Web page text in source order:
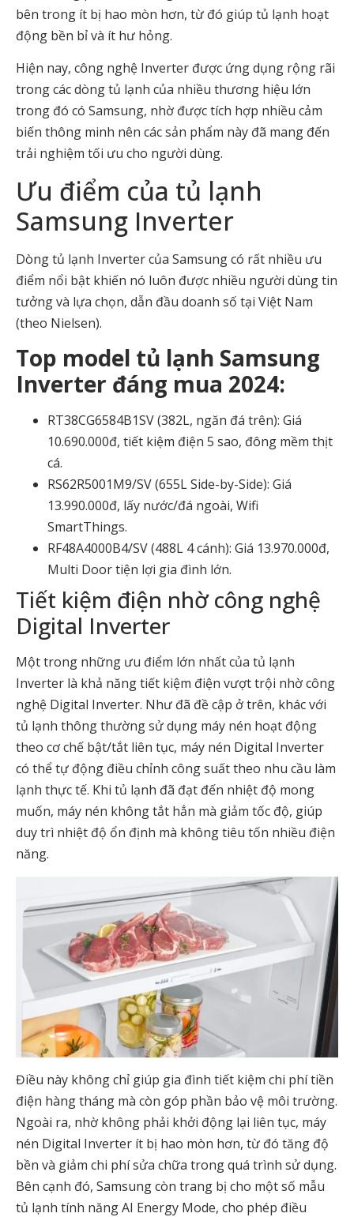
bên trong ít bị hao mòn hơn, từ đó giúp tủ lạnh hoạt
động bền bỉ và ít hư hỏng.
Hiện nay, công nghệ Inverter được ứng dụng rộng rãi
trong các dòng tủ lạnh của nhiều thương hiệu lớn
trong đó có Samsung, nhờ được tích hợp nhiều cảm
biến thông minh nên các sản phẩm này đã mang đến
trải nghiệm tối ưu cho người dùng.
Ưu điểm của tủ lạnh
Samsung Inverter
Dòng tủ lạnh Inverter của Samsung có rất nhiều ưu
điểm nổi bật khiến nó luôn được nhiều người dùng tin
tưởng và lựa chọn, dẫn đầu doanh số tại Việt Nam
(theo Nielsen).
Top model tủ lạnh Samsung
Inverter đáng mua 2024:
RT38CG6584B1SV (382L, ngăn đá trên): Giá
10.690.000đ, tiết kiệm điện 5 sao, đông mềm thịt
cá.
RS62R5001M9/SV (655L Side-by-Side): Giá
13.990.000đ, lấy nước/đá ngoài, Wifi
SmartThings.
RF48A4000B4/SV (488L 4 cánh): Giá 13.970.000đ,
Multi Door tiện lợi gia đình lớn.
Tiết kiệm điện nhờ công nghệ
Digital Inverter
Một trong những ưu điểm lớn nhất của tủ lạnh
Inverter là khả năng tiết kiệm điện vượt trội nhờ công
nghệ Digital Inverter. Như đã đề cập ở trên, khác với
tủ lạnh thông thường sử dụng máy nén hoạt động
theo cơ chế bật/tắt liên tục, máy nén Digital Inverter
có thể tự động điều chỉnh công suất theo nhu cầu làm
lạnh thực tế. Khi tủ lạnh đã đạt đến nhiệt độ mong
muốn, máy nén không tắt hẳn mà giảm tốc độ, giúp
duy trì nhiệt độ ổn định mà không tiêu tốn nhiều điện
năng.
Điều này không chỉ giúp gia đình tiết kiệm chi phí tiền
điện hàng tháng mà còn góp phần bảo vệ môi trường.
Ngoài ra, nhờ không phải khởi động lại liên tục, máy
nén Digital Inverter ít bị hao mòn hơn, từ đó tăng độ
bền và giảm chi phí sửa chữa trong quá trình sử dụng.
Bên cạnh đó, Samsung còn trang bị cho một số mẫu
tủ lạnh tính năng AI Energy Mode, cho phép điều